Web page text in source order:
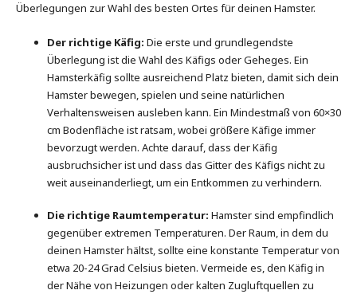
Überlegungen zur Wahl des besten Ortes für deinen Hamster.
Der richtige Käfig: Die erste und grundlegendste
Überlegung ist die Wahl des Käfigs oder Geheges. Ein
Hamsterkäfig sollte ausreichend Platz bieten, damit sich dein
Hamster bewegen, spielen und seine natürlichen
Verhaltensweisen ausleben kann. Ein Mindestmaß von 60×30
cm Bodenfläche ist ratsam, wobei größere Käfige immer
bevorzugt werden. Achte darauf, dass der Käfig
ausbruchsicher ist und dass das Gitter des Käfigs nicht zu
weit auseinanderliegt, um ein Entkommen zu verhindern.
Die richtige Raumtemperatur: Hamster sind empfindlich
gegenüber extremen Temperaturen. Der Raum, in dem du
deinen Hamster hältst, sollte eine konstante Temperatur von
etwa 20-24 Grad Celsius bieten. Vermeide es, den Käfig in
der Nähe von Heizungen oder kalten Zugluftquellen zu